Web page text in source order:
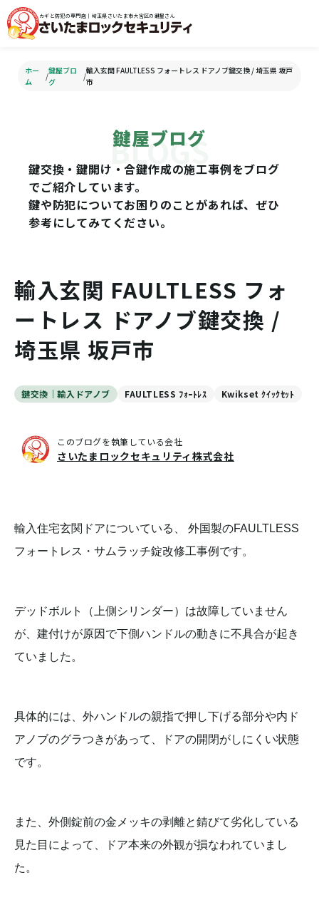
カギと防犯の専門店｜埼玉県さいたま市大宮区の鍵屋さん
ホー
ム
/
鍵屋ブロ
グ
/
輸入玄関 FAULTLESS フォートレス ドアノブ鍵交換 / 埼玉県 坂戸
市
鍵屋ブログ
鍵交換・鍵開け・合鍵作成の施工事例をブログ
でご紹介しています。
鍵や防犯についてお困りのことがあれば、ぜひ
参考にしてみてください。
輸入玄関 FAULTLESS フォ
ートレス ドアノブ鍵交換 /
埼玉県 坂戸市
鍵交換｜輸入ドアノブ FAULTLESS ﾌｫｰﾄﾚｽ Kwikset ｸｲｯｸｾｯﾄ
このブログを執筆している会社
さいたまロックセキュリティ株式会社
輸入住宅玄関ドアについている、 外国製のFAULTLESS
フォートレス・サムラッチ錠改修工事例です。
デッドボルト（上側シリンダー）は故障していません
が、建付けが原因で下側ハンドルの動きに不具合が起き
ていました。
具体的には、外ハンドルの親指で押し下げる部分や内ド
アノブのグラつきがあって、ドアの開閉がしにくい状態
です。
また、外側錠前の金メッキの剥離と錆びて劣化している
見た目によって、ドア本来の外観が損なわれていまし
た。